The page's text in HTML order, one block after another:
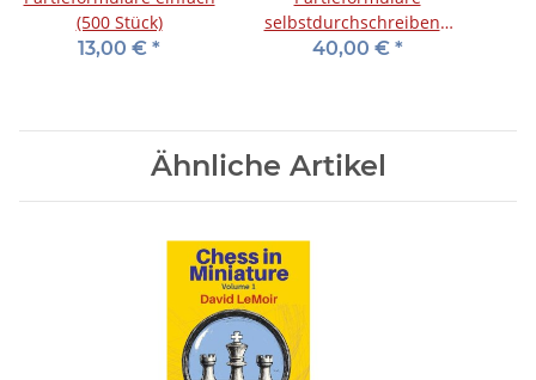
(500 Stück)
13,00 € *
selbstdurchschreibend
(500 Stück)
40,00 € *
Ähnliche Artikel